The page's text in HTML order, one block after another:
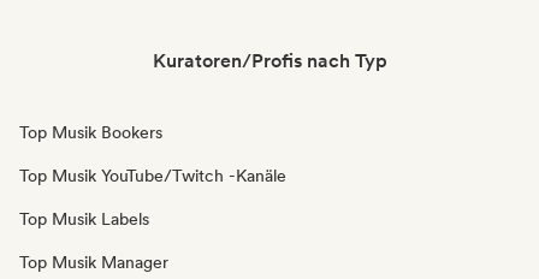
Kuratoren/Profis nach Typ
Top Musik Bookers
Top Musik YouTube/Twitch -Kanäle
Top Musik Labels
Top Musik Manager